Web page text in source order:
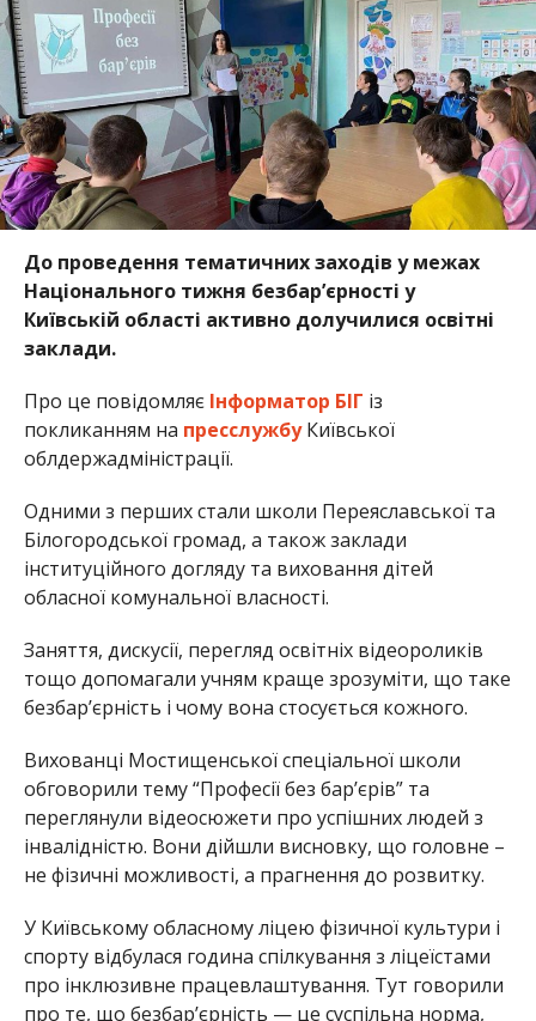
До проведення тематичних заходів у межах
Національного тижня безбар’єрності у
Київській області активно долучилися освітні
заклади.
Про це повідомляє Інформатор БІГ із
покликанням на пресслужбуКиївської
облдержадміністрації.
Одними з перших стали школи Переяславської та
Білогородської громад, а також заклади
інституційного догляду та виховання дітей
обласної комунальної власності.
Заняття, дискусії, перегляд освітніх відеороликів
тощо допомагали учням краще зрозуміти, що таке
безбар’єрність і чому вона стосується кожного.
Вихованці Мостищенської спеціальної школи
обговорили тему “Професії без бар’єрів” та
переглянули відеосюжети про успішних людей з
інвалідністю. Вони дійшли висновку, що головне –
не фізичні можливості, а прагнення до розвитку.
У Київському обласному ліцею фізичної культури і
спорту відбулася година спілкування з ліцеїстами
про інклюзивне працевлаштування. Тут говорили
про те, що безбар’єрність — це суспільна норма,